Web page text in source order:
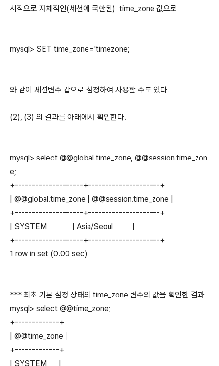
시적으로 자체적인(세션에 국한된) time_zone 값으로
mysql> SET time_zone='timezone;
와 같이 세션변수 갑으로 설정하여 사용할 수도 있다.
(2), (3) 의 결과를 아래에서 확인한다.
mysql> select @@global.time_zone, @@session.time_zon
e;
+--------------------+---------------------+
| @@global.time_zone | @@session.time_zone |
+--------------------+---------------------+
| SYSTEM | Asia/Seoul |
+--------------------+---------------------+
1 row in set (0.00 sec)
*** 최초 기본 설정 상태의 time_zone 변수의 값을 확인한 결과
mysql> select @@time_zone;
+-------------+
| @@time_zone |
+-------------+
| SYSTEM |